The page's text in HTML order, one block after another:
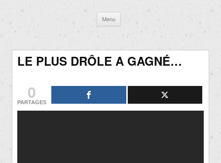
Menu
contenu
LE PLUS DRÔLE A GAGNÉ…
0
PARTAGES